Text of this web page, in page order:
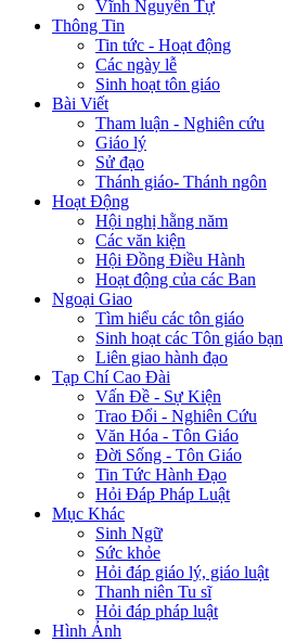
Vĩnh Nguyên Tự
Thông Tin
Tin tức - Hoạt động
Các ngày lễ
Sinh hoạt tôn giáo
Bài Viết
Tham luận - Nghiên cứu
Giáo lý
Sử đạo
Thánh giáo- Thánh ngôn
Hoạt Động
Hội nghị hằng năm
Các văn kiện
Hội Đồng Điều Hành
Hoạt động của các Ban
Ngoại Giao
Tìm hiểu các tôn giáo
Sinh hoạt các Tôn giáo bạn
Liên giao hành đạo
Tạp Chí Cao Đài
Vấn Đề - Sự Kiện
Trao Đổi - Nghiên Cứu
Văn Hóa - Tôn Giáo
Đời Sống - Tôn Giáo
Tin Tức Hành Đạo
Hỏi Đáp Pháp Luật
Mục Khác
Sinh Ngữ
Sức khỏe
Hỏi đáp giáo lý, giáo luật
Thanh niên Tu sĩ
Hỏi đáp pháp luật
Hình Ảnh